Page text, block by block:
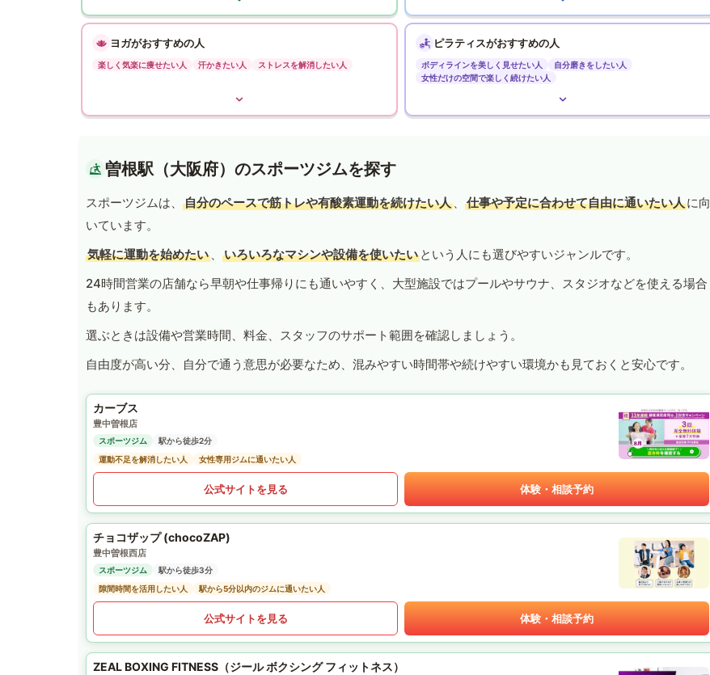
ヨガがおすすめの人
楽しく気楽に痩せたい人 汗かきたい人 ストレスを解消したい人
ピラティスがおすすめの人
ボディラインを美しく見せたい人
自分磨きをしたい人
女性だけの空間で楽しく続けたい人
曽根駅（大阪府）のスポーツジムを探す
スポーツジムは、 自分のペースで筋トレや有酸素運動を続けたい人 、 仕事や予定に合わせて自由に通いたい人に向
いています。
気軽に運動を始めたい 、 いろいろなマシンや設備を使いたい という人にも選びやすいジャンルです。
24時間営業の店舗なら早朝や仕事帰りにも通いやすく、大型施設ではプールやサウナ、スタジオなどを使える場合
もあります。
選ぶときは設備や営業時間、料金、スタッフのサポート範囲を確認しましょう。
自由度が高い分、自分で通う意思が必要なため、混みやすい時間帯や続けやすい環境かも見ておくと安心です。
カーブス
豊中曽根店
スポーツジム
駅から徒歩2分
運動不足を解消したい人
女性専用ジムに通いたい人
公式サイトを見る 体験・相談予約
チョコザップ (chocoZAP)
豊中曽根西店
スポーツジム
駅から徒歩3分
隙間時間を活用したい人
駅から5分以内のジムに通いたい人
公式サイトを見る 体験・相談予約
ZEAL BOXING FITNESS（ジール ボクシング フィットネス）